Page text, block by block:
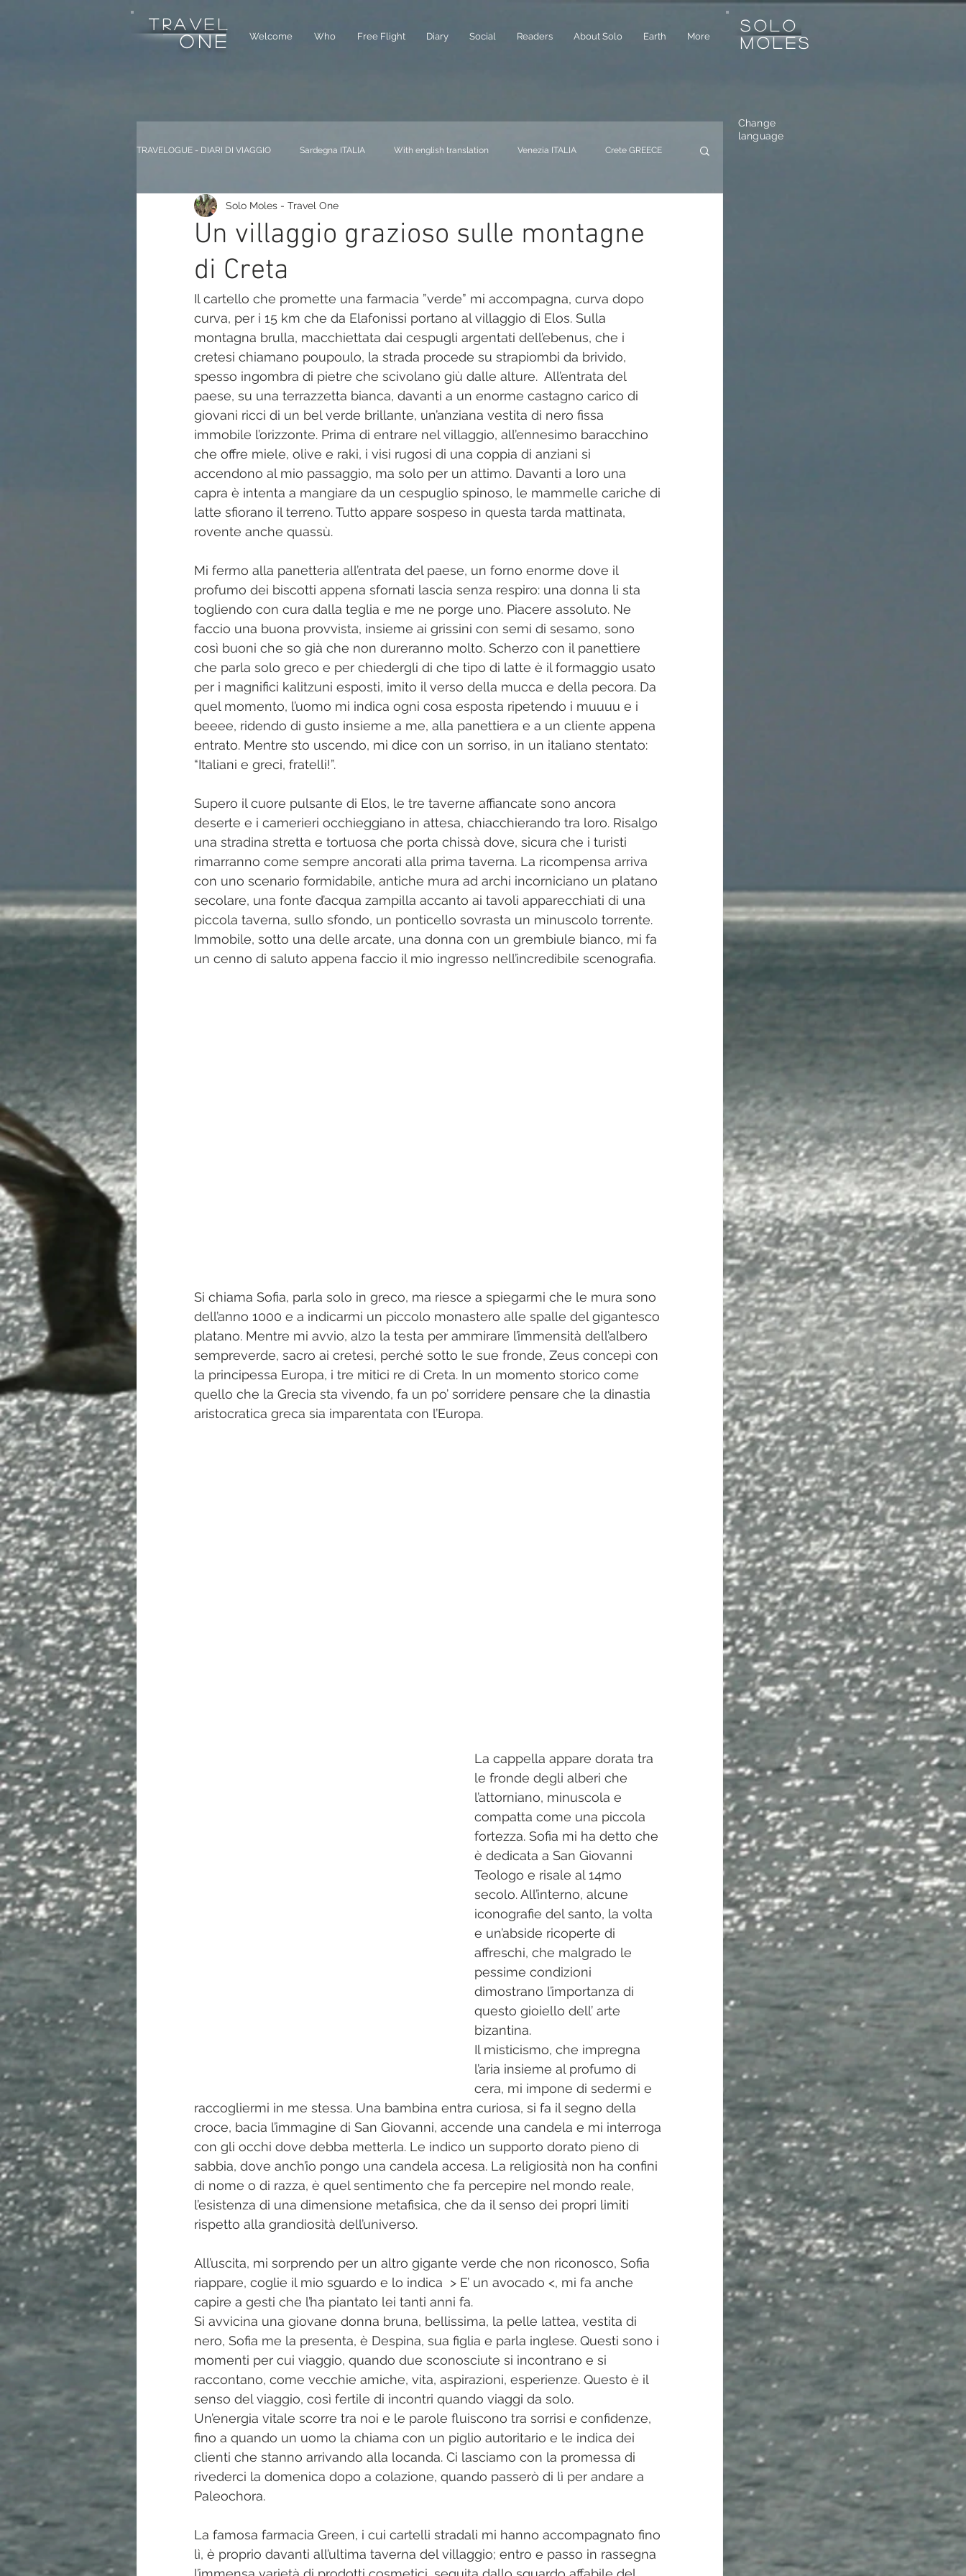
tRAVEL
one Welcome Who Free Flight Diary Social Readers About Solo Earth More
SOLO
MOLES
TRAVELOGUE - DIARI DI VIAGGIO Sardegna ITALIA With english translation Venezia ITALIA Crete GREECE
Dolomiti ITALIA Andalucia SPAGNA
Berlino GERMANIA Saint Honorat FRANCIA
Archeologia - Archaeology Cielo - Sky Fiabe - Leggende Borghi - Villages Archeologia
Stagno - Pond Faro - Liighthouse Fiori - Flowers
Un villaggio grazioso sulle montagne
di Creta
Solo Moles - Travel One
Il cartello che promette una farmacia ”verde” mi accompagna, curva dopo
curva, per i 15 km che da Elafonissi portano al villaggio di Elos. Sulla
montagna brulla, macchiettata dai cespugli argentati dell’ebenus, che i
cretesi chiamano poupoulo, la strada procede su strapiombi da brivido,
spesso ingombra di pietre che scivolano giù dalle alture.  All’entrata del
paese, su una terrazzetta bianca, davanti a un enorme castagno carico di
giovani ricci di un bel verde brillante, un’anziana vestita di nero fissa
immobile l’orizzonte. Prima di entrare nel villaggio, all’ennesimo baracchino
che offre miele, olive e raki, i visi rugosi di una coppia di anziani si
accendono al mio passaggio, ma solo per un attimo. Davanti a loro una
capra è intenta a mangiare da un cespuglio spinoso, le mammelle cariche di
latte sfiorano il terreno. Tutto appare sospeso in questa tarda mattinata,
rovente anche quassù.
Mi fermo alla panetteria all’entrata del paese, un forno enorme dove il
profumo dei biscotti appena sfornati lascia senza respiro: una donna li sta
togliendo con cura dalla teglia e me ne porge uno. Piacere assoluto. Ne
faccio una buona provvista, insieme ai grissini con semi di sesamo, sono
così buoni che so già che non dureranno molto. Scherzo con il panettiere
che parla solo greco e per chiedergli di che tipo di latte è il formaggio usato
per i magnifici kalitzuni esposti, imito il verso della mucca e della pecora. Da
quel momento, l’uomo mi indica ogni cosa esposta ripetendo i muuuu e i
beeee, ridendo di gusto insieme a me, alla panettiera e a un cliente appena
entrato. Mentre sto uscendo, mi dice con un sorriso, in un italiano stentato:
“Italiani e greci, fratelli!”.
Supero il cuore pulsante di Elos, le tre taverne affiancate sono ancora
deserte e i camerieri occhieggiano in attesa, chiacchierando tra loro. Risalgo
una stradina stretta e tortuosa che porta chissà dove, sicura che i turisti
rimarranno come sempre ancorati alla prima taverna. La ricompensa arriva
con uno scenario formidabile, antiche mura ad archi incorniciano un platano
secolare, una fonte d’acqua zampilla accanto ai tavoli apparecchiati di una
piccola taverna, sullo sfondo, un ponticello sovrasta un minuscolo torrente.
Immobile, sotto una delle arcate, una donna con un grembiule bianco, mi fa
un cenno di saluto appena faccio il mio ingresso nell’incredibile scenografia.
Si chiama Sofia, parla solo in greco, ma riesce a spiegarmi che le mura sono
dell’anno 1000 e a indicarmi un piccolo monastero alle spalle del gigantesco
platano. Mentre mi avvio, alzo la testa per ammirare l’immensità dell’albero
sempreverde, sacro ai cretesi, perché sotto le sue fronde, Zeus concepì con
la principessa Europa, i tre mitici re di Creta. In un momento storico come
quello che la Grecia sta vivendo, fa un po’ sorridere pensare che la dinastia
aristocratica greca sia imparentata con l’Europa.
La cappella appare dorata tra
le fronde degli alberi che
l’attorniano, minuscola e
compatta come una piccola
fortezza. Sofia mi ha detto che
è dedicata a San Giovanni
Teologo e risale al 14mo
secolo. All’interno, alcune
iconografie del santo, la volta
e un’abside ricoperte di
affreschi, che malgrado le
pessime condizioni
dimostrano l’importanza di
questo gioiello dell’ arte
bizantina.
Il misticismo, che impregna
l’aria insieme al profumo di
cera, mi impone di sedermi e
raccogliermi in me stessa. Una bambina entra curiosa, si fa il segno della
croce, bacia l’immagine di San Giovanni, accende una candela e mi interroga
con gli occhi dove debba metterla. Le indico un supporto dorato pieno di
sabbia, dove anch’io pongo una candela accesa. La religiosità non ha confini
di nome o di razza, è quel sentimento che fa percepire nel mondo reale,
l’esistenza di una dimensione metafisica, che da il senso dei propri limiti
rispetto alla grandiosità dell’universo.
All’uscita, mi sorprendo per un altro gigante verde che non riconosco, Sofia
riappare, coglie il mio sguardo e lo indica  > E’ un avocado <, mi fa anche
capire a gesti che l’ha piantato lei tanti anni fa.
Si avvicina una giovane donna bruna, bellissima, la pelle lattea, vestita di
nero, Sofia me la presenta, è Despina, sua figlia e parla inglese. Questi sono i
momenti per cui viaggio, quando due sconosciute si incontrano e si
raccontano, come vecchie amiche, vita, aspirazioni, esperienze. Questo è il
senso del viaggio, così fertile di incontri quando viaggi da solo.
Un’energia vitale scorre tra noi e le parole fluiscono tra sorrisi e confidenze,
fino a quando un uomo la chiama con un piglio autoritario e le indica dei
clienti che stanno arrivando alla locanda. Ci lasciamo con la promessa di
rivederci la domenica dopo a colazione, quando passerò di lì per andare a
Paleochora.
La famosa farmacia Green, i cui cartelli stradali mi hanno accompagnato fino
lì, è proprio davanti all’ultima taverna del villaggio; entro e passo in rassegna
Change
language